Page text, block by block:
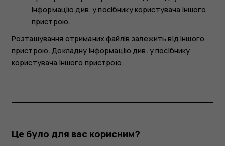
інформацію див. у посібнику користувача іншого
пристрою.
Розташування отриманих файлів залежить від іншого
пристрою. Докладну інформацію див. у посібнику
користувача іншого пристрою.
Це було для вас корисним?